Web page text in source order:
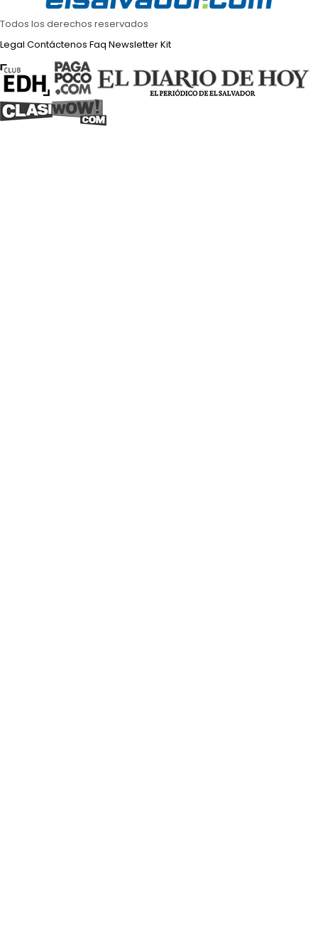
Todos los derechos reservados
Legal Contáctenos Faq NewsletterKit